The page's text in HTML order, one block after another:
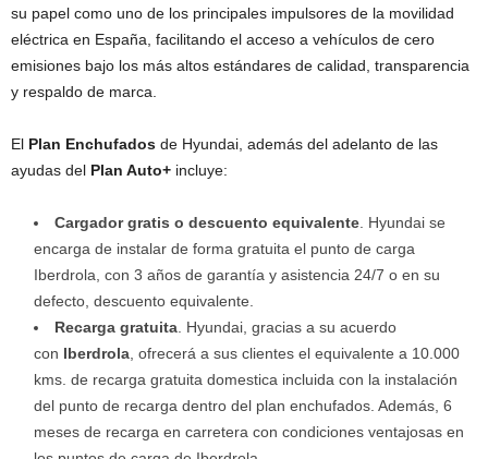
su papel como uno de los principales impulsores de la movilidad
eléctrica en España, facilitando el acceso a vehículos de cero
emisiones bajo los más altos estándares de calidad, transparencia
y respaldo de marca.
El Plan Enchufados de Hyundai, además del adelanto de las
ayudas del Plan Auto+ incluye:
Cargador gratis o descuento equivalente . Hyundai se
encarga de instalar de forma gratuita el punto de carga
Iberdrola, con 3 años de garantía y asistencia 24/7 o en su
defecto, descuento equivalente.
Recarga gratuita . Hyundai, gracias a su acuerdo
con Iberdrola , ofrecerá a sus clientes el equivalente a 10.000
kms. de recarga gratuita domestica incluida con la instalación
del punto de recarga dentro del plan enchufados. Además, 6
meses de recarga en carretera con condiciones ventajosas en